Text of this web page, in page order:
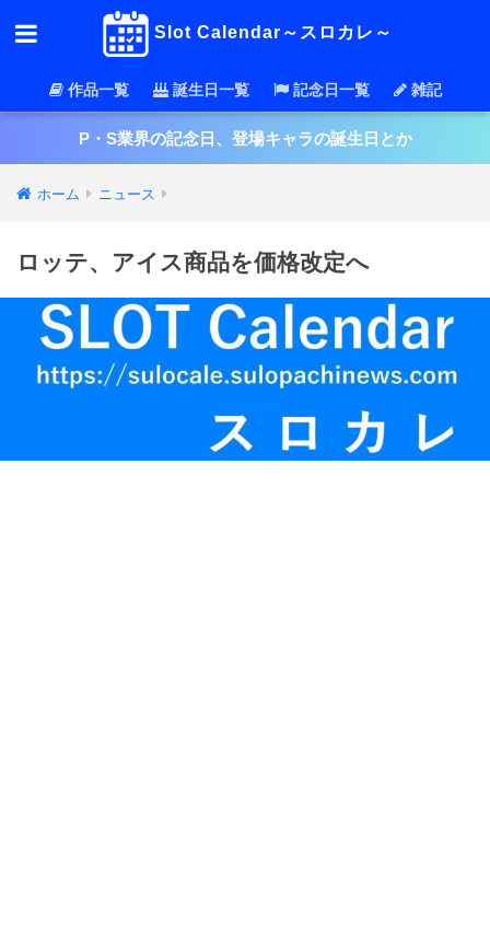
Slot Calendar～スロカレ～
作品一覧 誕生日一覧 記念日一覧 雑記
P・S業界の記念日、登場キャラの誕生日とか
ホーム ニュース
ロッテ、アイス商品を価格改定へ